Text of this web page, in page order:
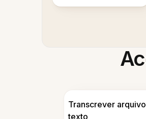
Transcrever
texto